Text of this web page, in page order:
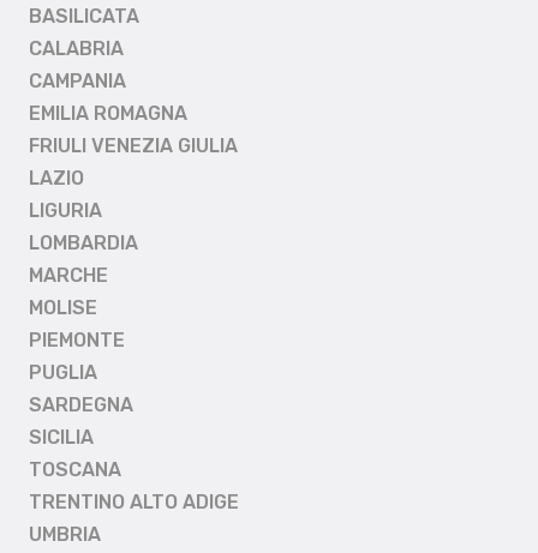
BASILICATA
CALABRIA
CAMPANIA
EMILIA ROMAGNA
FRIULI VENEZIA GIULIA
LAZIO
LIGURIA
LOMBARDIA
MARCHE
MOLISE
PIEMONTE
PUGLIA
SARDEGNA
SICILIA
TOSCANA
TRENTINO ALTO ADIGE
UMBRIA